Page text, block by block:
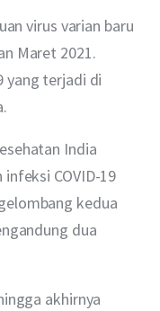
virus varian baru
Maret 2021.
yang terjadi di
India
COVID-19
kedua
dua
akhirnya